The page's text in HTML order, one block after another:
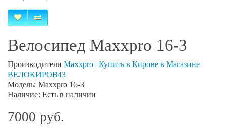
Велосипед Maxxpro 16-3
Производители Maxxpro | Купить в Кирове в Магазине
ВЕЛОКИРОВ43
Модель: Maxxpro 16-3
Наличие: Есть в наличии
7000 руб.